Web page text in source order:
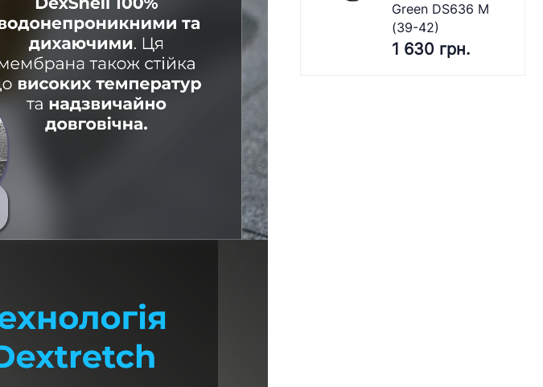
Green DS636 M
(39-42)
1 630 грн.